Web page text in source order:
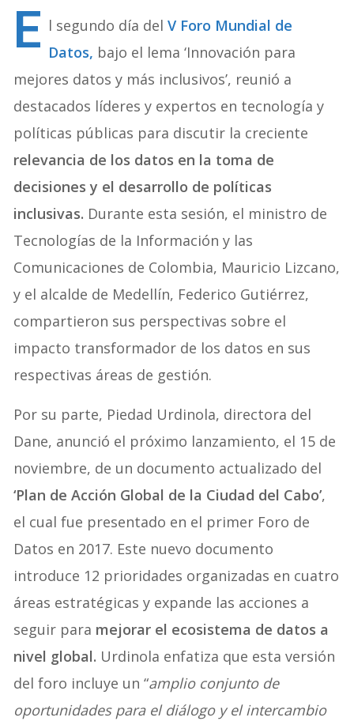
E l segundo día delV Foro Mundial de
Datos, bajo el lema ‘Innovación para
mejores datos y más inclusivos’, reunió a
destacados líderes y expertos en tecnología y
políticas públicas para discutir la creciente
relevancia de los datos en la toma de
decisiones y el desarrollo de políticas
inclusivas. Durante esta sesión, el ministro de
Tecnologías de la Información y las
Comunicaciones de Colombia, Mauricio Lizcano,
y el alcalde de Medellín, Federico Gutiérrez,
compartieron sus perspectivas sobre el
impacto transformador de los datos en sus
respectivas áreas de gestión.
Por su parte, Piedad Urdinola, directora del
Dane, anunció el próximo lanzamiento, el 15 de
noviembre, de un documento actualizado del
‘Plan de Acción Global de la Ciudad del Cabo’,
el cual fue presentado en el primer Foro de
Datos en 2017. Este nuevo documento
introduce 12 prioridades organizadas en cuatro
áreas estratégicas y expande las acciones a
seguir para mejorar el ecosistema de datos a
nivel global. Urdinola enfatiza que esta versión
del foro incluye un “amplio conjunto de
oportunidades para el diálogo y el intercambio